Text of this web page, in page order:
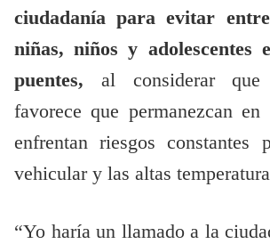
ciudadanía para evitar
niñas, niños y adolescentes
puentes, al considerar que
favorece que permanezcan en
enfrentan riesgos constantes
vehicular y las altas
“Yo haría un llamado a la